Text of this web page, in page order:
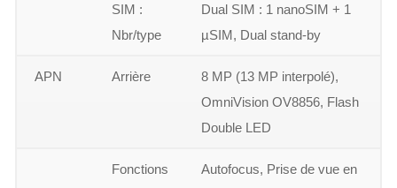
SIM :
Nbr/type
Dual SIM : 1 nanoSIM + 1
µSIM, Dual stand-by
APN Arrière
8 MP (13 MP interpolé),
OmniVision OV8856, Flash
Double LED
Fonctions
Autofocus, Prise de vue en